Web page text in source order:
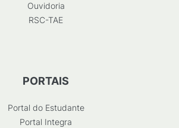
Ouvidoria
RSC-TAE
PORTAIS
Portal do Estudante
Portal Integra